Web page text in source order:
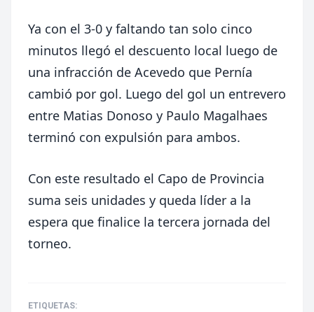
Ya con el 3-0 y faltando tan solo cinco
minutos llegó el descuento local luego de
una infracción de Acevedo que Pernía
cambió por gol. Luego del gol un entrevero
entre Matias Donoso y Paulo Magalhaes
terminó con expulsión para ambos.
Con este resultado el Capo de Provincia
suma seis unidades y queda líder a la
espera que finalice la tercera jornada del
torneo.
ETIQUETAS: